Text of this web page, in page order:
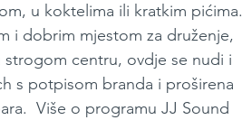
u koktelima ili kratkim pićima.
i dobrim mjestom za druženje,
centru, ovdje se nudi i
s potpisom branda i proširena
Više o programu JJ Sound